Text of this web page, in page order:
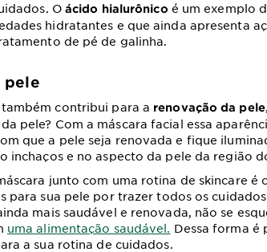
O ácido hialurônico é um exemplo
hidratantes e que ainda apresenta
de pé de galinha.
pele
contribui para a renovação da pele
pele? Com a máscara facial essa
que a pele seja renovada e fique
inchaços e no aspecto da pele da região
junto com uma rotina de skincare é
para sua pele por trazer todos os
mais saudável e renovada, não se
uma alimentação saudável. Dessa forma é
a sua rotina de cuidados.